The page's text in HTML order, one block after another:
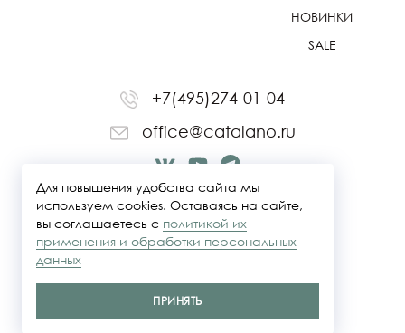
НОВИНКИ
SALE
+7(495)274-01-04
office@catalano.ru
Политика конфидециальности
Для повышения удобства сайта мы
используем cookies. Оставаясь на сайте,
вы соглашаетесь с политикой их
применения и обработки персональных
данных
ПРИНЯТЬ